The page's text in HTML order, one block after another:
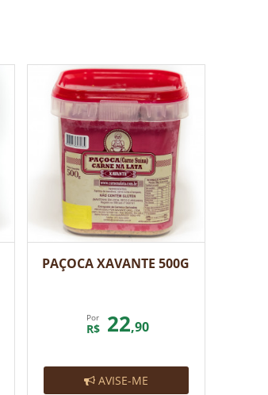
PAÇOCA XAVANTE 500G
Por
R$ 22,90
AVISE-ME